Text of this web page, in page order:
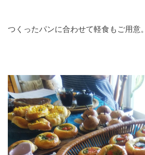
つくったパンに合わせて軽食もご用意。